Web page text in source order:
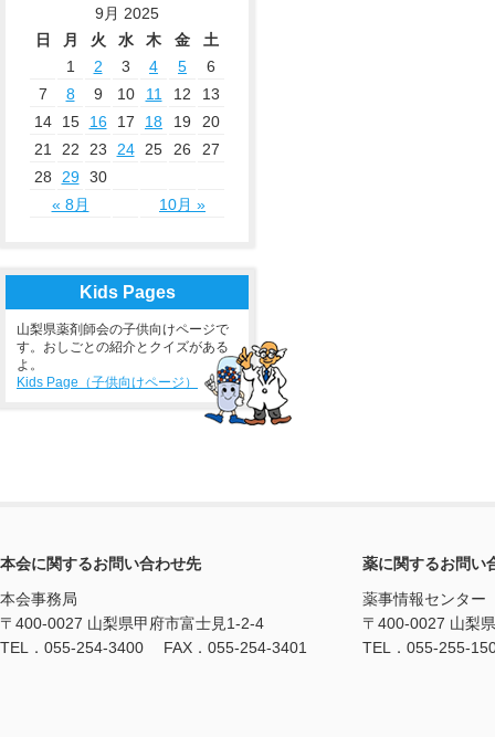
9月 2025
日
月 火 水 木 金
土
1
2 3 4 5
6
7
8 9 10 11 12
13
14
15 16 17 18 19
20
21
22 23 24 25 26
27
28
29 30
« 8月
10月 »
Kids Pages
山梨県薬剤師会の子供向けページで
す。おしごとの紹介とクイズがある
よ。
Kids Page（子供向けページ）
本会に関するお問い合わせ先
本会事務局
〒400-0027 山梨県甲府市富士見1-2-4
TEL．055-254-3400 FAX．055-254-3401
薬に関するお問い
薬事情報センター
〒400-0027 山梨
TEL．055-255-